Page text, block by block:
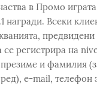
в Промо
награди. Всеки
се регистрира на
и фамилия
e-mail, телефон